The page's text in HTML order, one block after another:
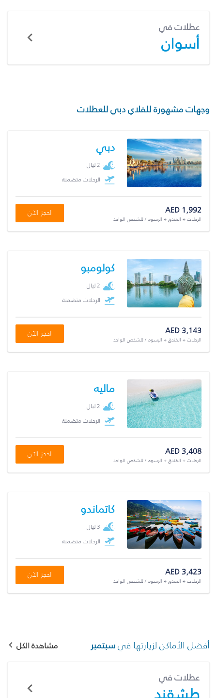
عطلات في
أسوان
وجهات مشهورة للفلاي دبي للعطلات
دبي
2 ليال
الرحلات متضمنة
AED 1,992
الرحلات + الفندق + الرسوم / للشخص الواحد
احجز الآن
كولومبو
2 ليال
الرحلات متضمنة
AED 3,143
الرحلات + الفندق + الرسوم / للشخص الواحد
احجز الآن
ماليه
2 ليال
الرحلات متضمنة
AED 3,408
الرحلات + الفندق + الرسوم / للشخص الواحد
احجز الآن
كاتماندو
3 ليال
الرحلات متضمنة
AED 3,423
الرحلات + الفندق + الرسوم / للشخص الواحد
احجز الآن
أفضل الأماكن لزيارتها فيسبتمبر مشاهدة الكل
عطلات في